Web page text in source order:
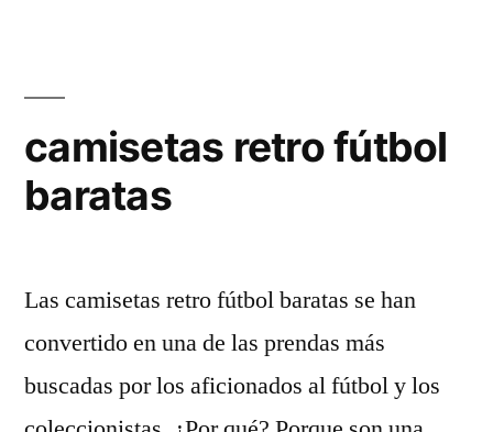
camisetas retro fútbol
baratas
Las camisetas retro fútbol baratas se han
convertido en una de las prendas más
buscadas por los aficionados al fútbol y los